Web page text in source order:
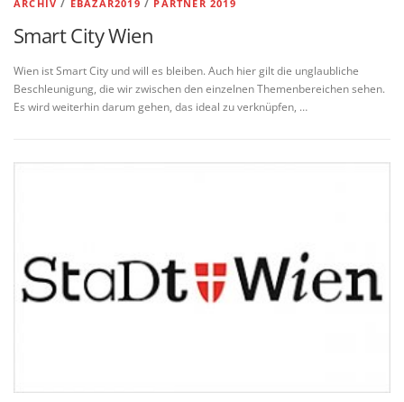
ARCHIV / EBAZAR2019 / PARTNER 2019
Smart City Wien
Wien ist Smart City und will es bleiben. Auch hier gilt die unglaubliche
Beschleunigung, die wir zwischen den einzelnen Themenbereichen sehen.
Es wird weiterhin darum gehen, das ideal zu verknüpfen, …